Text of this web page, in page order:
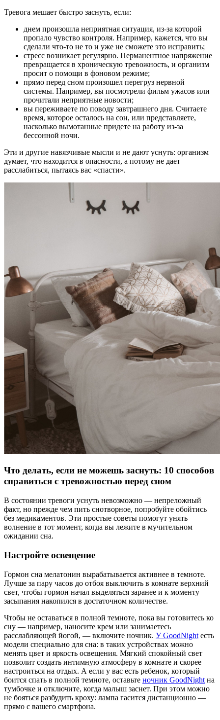
Тревога мешает быстро заснуть, если:
днем произошла неприятная ситуация, из-за которой
пропало чувство контроля. Например, кажется, что вы
сделали что-то не то и уже не сможете это исправить;
стресс возникает регулярно. Перманентное напряжение
превращается в хроническую тревожность, и организм
просит о помощи в фоновом режиме;
прямо перед сном произошел перегруз нервной
системы. Например, вы посмотрели фильм ужасов или
прочитали неприятные новости;
вы переживаете по поводу завтрашнего дня. Считаете
время, которое осталось на сон, или представляете,
насколько вымотанные придете на работу из-за
бессонной ночи.
Эти и другие навязчивые мысли и не дают уснуть: организм
думает, что находится в опасности, а потому не дает
расслабиться, пытаясь вас «спасти».
Что делать, если не можешь заснуть: 10 способов
справиться с тревожностью перед сном
В состоянии тревоги уснуть невозможно — непреложный
факт, но прежде чем пить снотворное, попробуйте обойтись
без медикаментов. Эти простые советы помогут унять
волнение в тот момент, когда вы лежите в мучительном
ожидании сна.
Настройте освещение
Гормон сна мелатонин вырабатывается активнее в темноте.
Лучше за пару часов до отбоя выключить в комнате верхний
свет, чтобы гормон начал выделяться заранее и к моменту
засыпания накопился в достаточном количестве.
Чтобы не оставаться в полной темноте, пока вы готовитесь ко
сну — например, наносите крем или занимаетесь
расслабляющей йогой, — включите ночник. У GoodNight есть
модели специально для сна: в таких устройствах можно
менять цвет и яркость освещения. Мягкий спокойный свет
позволит создать интимную атмосферу в комнате и скорее
настроиться на отдых. А если у вас есть ребенок, который
боится спать в полной темноте, оставьте ночник GoodNight на
тумбочке и отключите, когда малыш заснет. При этом можно
не бояться разбудить кроху: лампа гасится дистанционно —
прямо с вашего смартфона.